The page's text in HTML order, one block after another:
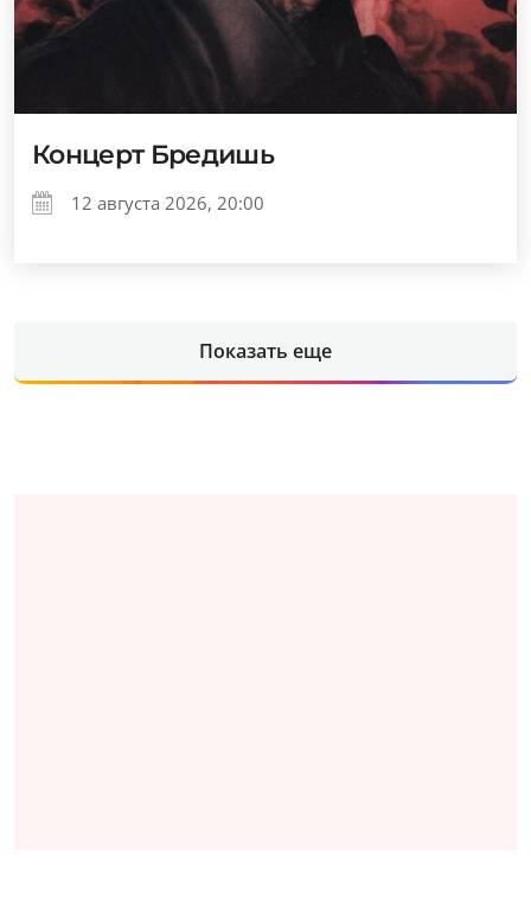
Концерт Бредишь
12 августа 2026, 20:00
Показать еще